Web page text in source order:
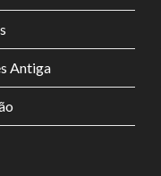
Antiga